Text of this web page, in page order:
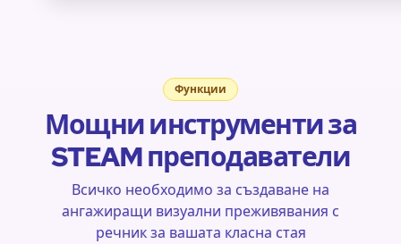
Функции
Мощни инструменти за
STEAM преподаватели
Всичко необходимо за създаване на
ангажиращи визуални преживявания с
речник за вашата класна стая